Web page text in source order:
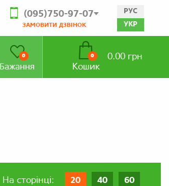
(095)750-97-07
ЗАМОВИТИ ДЗВІНОК
РУС
УКР
Бажання
0
Кошик
0 0.00 грн
На сторінці: 20 40 60